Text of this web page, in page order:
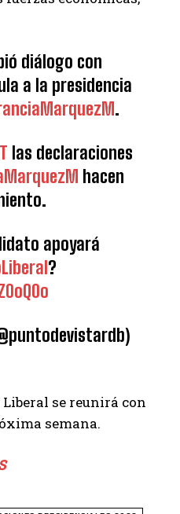
diálogo con
a la presidencia
.
las declaraciones
hacen
apoyará
?
se reunirá con
semana.